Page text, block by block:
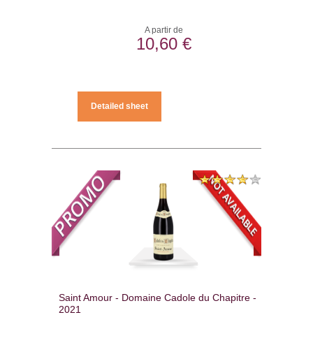
A partir de
10,60 €
Detailed sheet
Saint Amour - Domaine Cadole du Chapitre -
2021